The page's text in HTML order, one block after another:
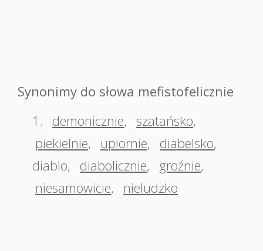
Synonimy do słowa mefistofelicznie
1.
demonicznie, szatańsko,
piekielnie, upiornie, diabelsko,
diablo, diabolicznie, groźnie,
niesamowicie, nieludzko